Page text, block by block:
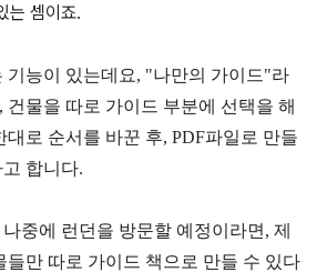
는 셈이죠.
기능이 있는데요, "나만의 가이드"라
건물을 따로 가이드 부분에 선택을 해
대로 순서를 바꾼 후, PDF파일로 만들
합니다.
중에 런던을 방문할 예정이라면, 제
들만 따로 가이드 책으로 만들 수 있다